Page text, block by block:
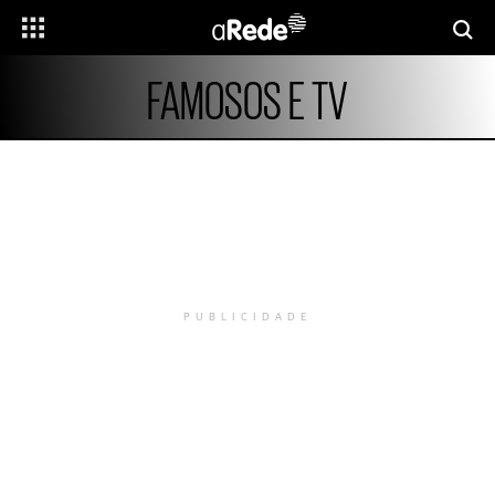
FAMOSOS E TV
PUBLICIDADE